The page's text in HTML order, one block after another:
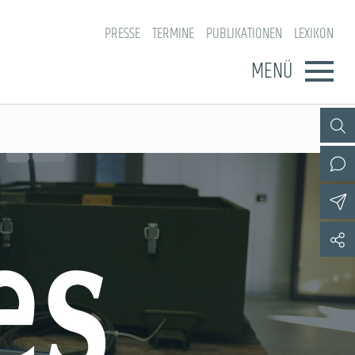
PRESSE TERMINE PUBLIKATIONEN LEXIKON
MENÜ